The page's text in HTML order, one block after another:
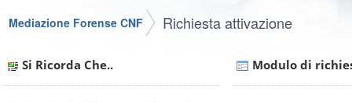
Mediazione Forense CNF Richiesta attivazione
Si Ricorda Che.. Modulo di